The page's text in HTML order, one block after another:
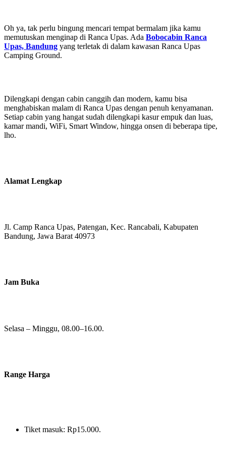
Oh ya, tak perlu bingung mencari tempat bermalam jika kamu
memutuskan menginap di Ranca Upas. Ada Bobocabin Ranca
Upas, Bandung yang terletak di dalam kawasan Ranca Upas
Camping Ground.
Dilengkapi dengan cabin canggih dan modern, kamu bisa
menghabiskan malam di Ranca Upas dengan penuh kenyamanan.
Setiap cabin yang hangat sudah dilengkapi kasur empuk dan luas,
kamar mandi, WiFi, Smart Window, hingga onsen di beberapa tipe,
lho.
Alamat Lengkap
Jl. Camp Ranca Upas, Patengan, Kec. Rancabali, Kabupaten
Bandung, Jawa Barat 40973
Jam Buka
Selasa – Minggu, 08.00–16.00.
Range Harga
Tiket masuk: Rp15.000.